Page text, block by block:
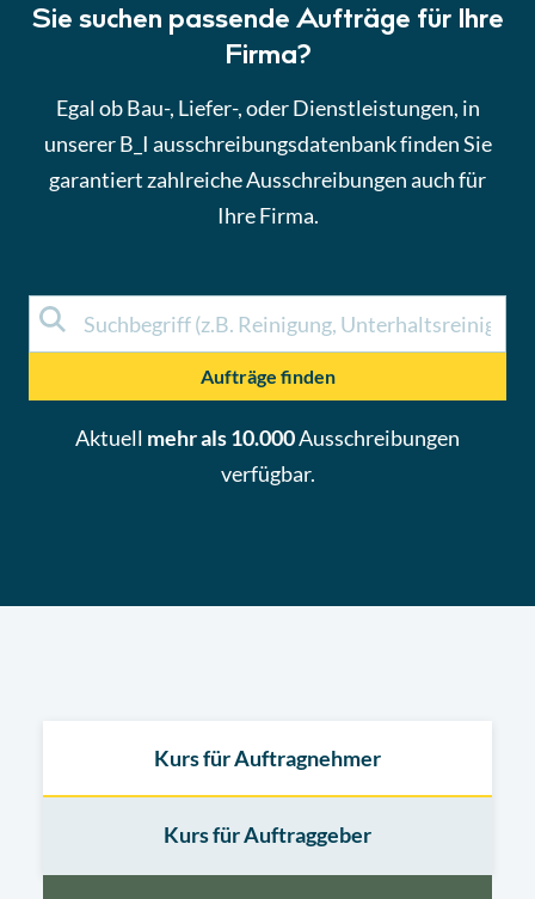
Sie suchen passende Aufträge für Ihre
Firma?
Egal ob Bau-, Liefer-, oder Dienstleistungen, in
unserer B_I ausschreibungsdatenbank finden Sie
garantiert zahlreiche Ausschreibungen auch für
Ihre Firma.
Aufträge finden
Aktuell mehr als 10.000Ausschreibungen
verfügbar.
Kurs für Auftragnehmer
Kurs für Auftraggeber